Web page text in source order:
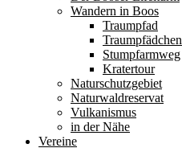
Wandern in Boos
Traumpfad
Traumpfädchen
Stumpfarmweg
Kratertour
Naturschutzgebiet
Naturwaldreservat
Vulkanismus
in der Nähe
Vereine